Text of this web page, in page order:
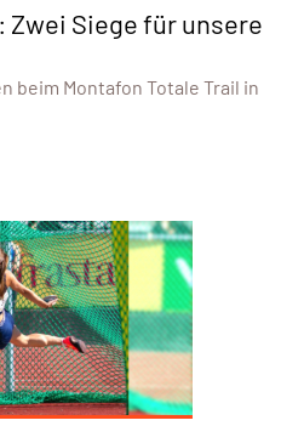
Zwei Siege für unsere
beim Montafon Totale Trail in